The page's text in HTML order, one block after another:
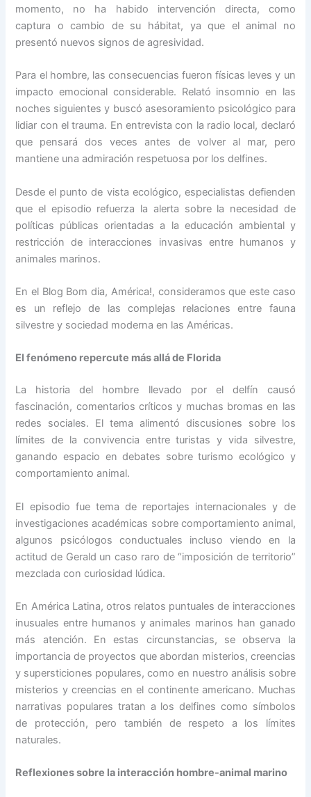
momento, no ha habido intervención directa, como
captura o cambio de su hábitat, ya que el animal no
presentó nuevos signos de agresividad.
Para el hombre, las consecuencias fueron físicas leves y un
impacto emocional considerable. Relató insomnio en las
noches siguientes y buscó asesoramiento psicológico para
lidiar con el trauma. En entrevista con la radio local, declaró
que pensará dos veces antes de volver al mar, pero
mantiene una admiración respetuosa por los delfines.
Desde el punto de vista ecológico, especialistas defienden
que el episodio refuerza la alerta sobre la necesidad de
políticas públicas orientadas a la educación ambiental y
restricción de interacciones invasivas entre humanos y
animales marinos.
En el Blog Bom dia, América!, consideramos que este caso
es un reflejo de las complejas relaciones entre fauna
silvestre y sociedad moderna en las Américas.
El fenómeno repercute más allá de Florida
La historia del hombre llevado por el delfín causó
fascinación, comentarios críticos y muchas bromas en las
redes sociales. El tema alimentó discusiones sobre los
límites de la convivencia entre turistas y vida silvestre,
ganando espacio en debates sobre turismo ecológico y
comportamiento animal.
El episodio fue tema de reportajes internacionales y de
investigaciones académicas sobre comportamiento animal,
algunos psicólogos conductuales incluso viendo en la
actitud de Gerald un caso raro de “imposición de territorio”
mezclada con curiosidad lúdica.
En América Latina, otros relatos puntuales de interacciones
inusuales entre humanos y animales marinos han ganado
más atención. En estas circunstancias, se observa la
importancia de proyectos que abordan misterios, creencias
y supersticiones populares, como en nuestro análisis sobre
misterios y creencias en el continente americano. Muchas
narrativas populares tratan a los delfines como símbolos
de protección, pero también de respeto a los límites
naturales.
Reflexiones sobre la interacción hombre-animal marino